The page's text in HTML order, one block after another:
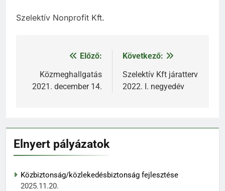
Szelektív Nonprofit Kft.
Bejegyzés
navigáció
Előző:
Közmeghallgatás
2021. december 14.
Következő:
Szelektív Kft járatterv
2022. I. negyedév
Elnyert pályázatok
Közbiztonság/közlekedésbiztonság fejlesztése
2025.11.20.